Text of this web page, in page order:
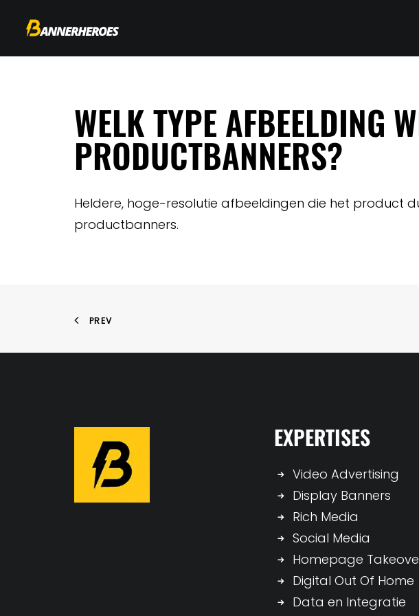
WELK TYPE AFBEELDING
PRODUCTBANNERS?
Heldere, hoge-resolutie afbeeldingen die het product
productbanners.
PREV
EXPERTISES
Video Advertising
Display Banners
Rich Media
Social Media
Homepage
Digital Out Of Home
Data en Integratie